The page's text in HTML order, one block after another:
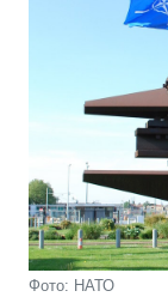
Фото: НАТО